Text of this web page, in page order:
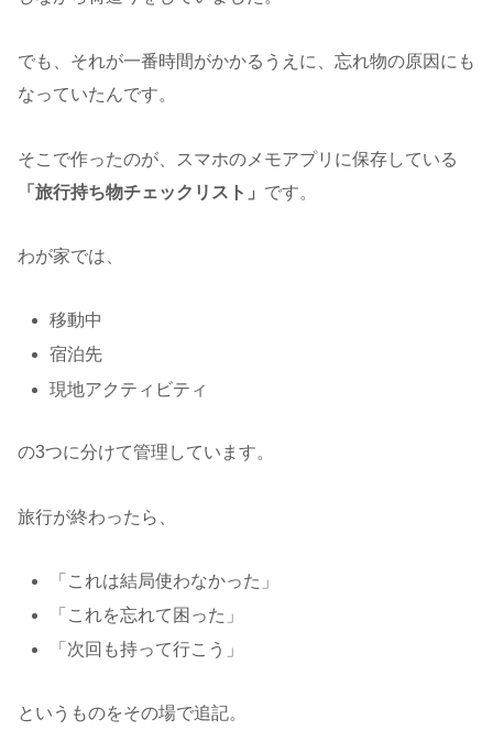
でも、それが一番時間がかかるうえに、忘れ物の原因にも
なっていたんです。
そこで作ったのが、スマホのメモアプリに保存している
「旅行持ち物チェックリスト」 です。
わが家では、
移動中
宿泊先
現地アクティビティ
の3つに分けて管理しています。
旅行が終わったら、
「これは結局使わなかった」
「これを忘れて困った」
「次回も持って行こう」
というものをその場で追記。